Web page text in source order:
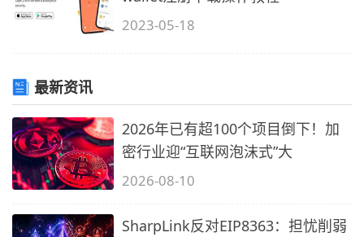
2023-05-18
最新资讯
2026年已有超100个项目倒下！加
密行业迎“互联网泡沫式”大
2026-08-10
SharpLink反对EIP8363：担忧削弱